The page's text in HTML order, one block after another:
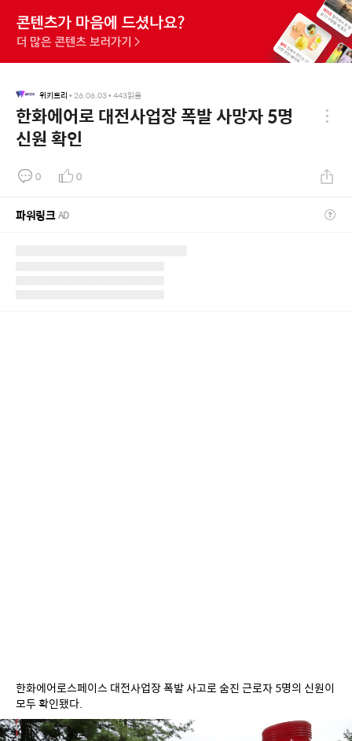
위키트리 • 26.06.03• 443읽음
한화에어로 대전사업장 폭발 사망자 5명
신원 확인
0 0
파워링크AD
한화에어로스페이스 대전사업장 폭발 사고로 숨진 근로자 5명의 신원이
모두 확인됐다.